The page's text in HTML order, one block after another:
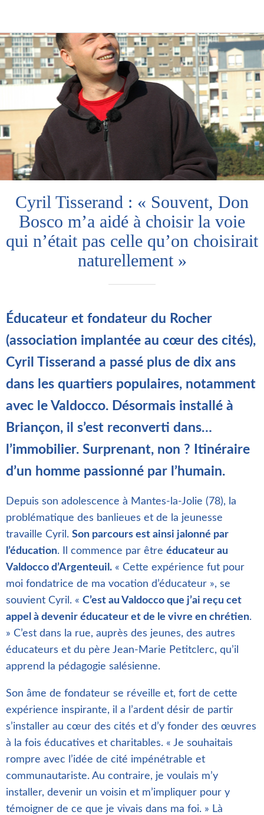
Cyril Tisserand : « Souvent, Don
Bosco m’a aidé à choisir la voie
qui n’était pas celle qu’on choisirait
naturellement »
Éducateur et fondateur du Rocher
(association implantée au cœur des cités),
Cyril Tisserand a passé plus de dix ans
dans les quartiers populaires, notamment
avec le Valdocco. Désormais installé à
Briançon, il s’est reconverti dans…
l’immobilier. Surprenant, non ? Itinéraire
d’un homme passionné par l’humain.
Depuis son adolescence à Mantes-la-Jolie (78), la
problématique des banlieues et de la jeunesse
travaille Cyril. Son parcours est ainsi jalonné par
l’éducation. Il commence par être éducateur au
Valdocco d’Argenteuil. « Cette expérience fut pour
moi fondatrice de ma vocation d’éducateur », se
souvient Cyril. « C’est au Valdocco que j’ai reçu cet
appel à devenir éducateur et de le vivre en chrétien.
» C’est dans la rue, auprès des jeunes, des autres
éducateurs et du père Jean-Marie Petitclerc, qu’il
apprend la pédagogie salésienne.
Son âme de fondateur se réveille et, fort de cette
expérience inspirante, il a l’ardent désir de partir
s’installer au cœur des cités et d’y fonder des œuvres
à la fois éducatives et charitables. « Je souhaitais
rompre avec l’idée de cité impénétrable et
communautariste. Au contraire, je voulais m’y
installer, devenir un voisin et m’impliquer pour y
témoigner de ce que je vivais dans ma foi. » Là